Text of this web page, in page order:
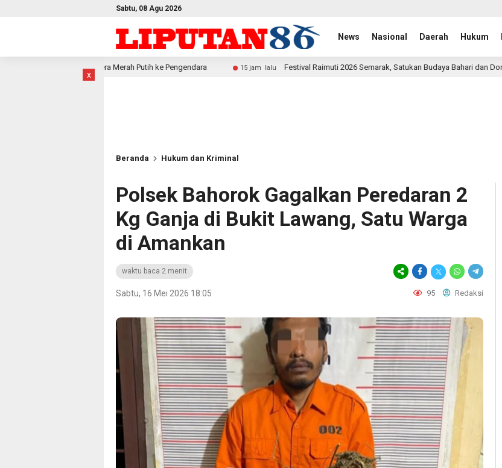
Sabtu, 08 Agu 2026
News Nasional Daerah Hukum
x
Merah Putih ke Pengendara 15 jam lalu Festival Raimuti 2026 Semarak, Satukan Budaya Bahari dan Dorong Ekonomi Masyarakat
Beranda Hukum dan Kriminal
Polsek Bahorok Gagalkan Peredaran 2
Kg Ganja di Bukit Lawang, Satu Warga
di Amankan
waktu baca 2 menit
Sabtu, 16 Mei 2026 18:05 95 Redaksi